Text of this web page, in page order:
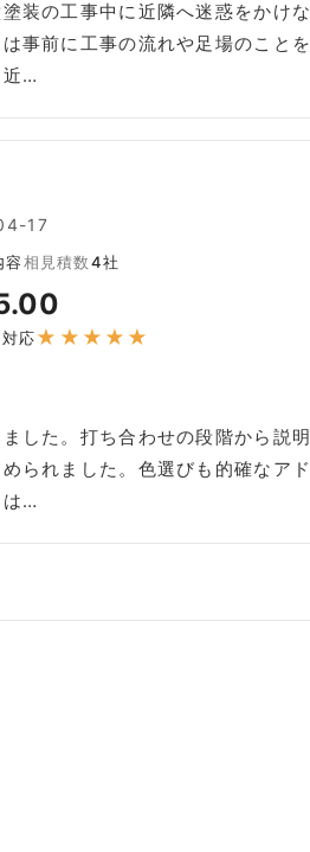
装の工事中に近隣へ迷惑をかけな
事前に工事の流れや足場のことを
近…
17
容相見積数4社
応★ ★ ★ ★ ★
した。打ち合わせの段階から説明
られました。色選びも的確なアド
は…